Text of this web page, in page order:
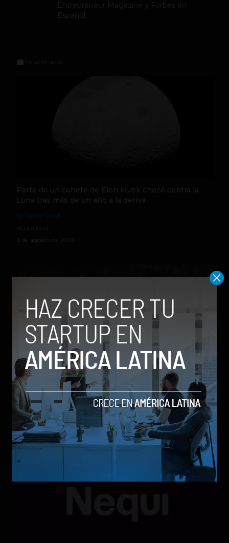
Entrepreneur Magazine y Forbes en
Español.
Parte de un cohete de Elon Musk chocó contra la
Luna tras más de un año a la deriva
6 de agosto de 2026
Qwen 3.8-Max, la nueva IA de Alibaba que desafía a
los modelos más poderosos
by Sergio Ramos
Actualidad
5 de agosto de 2026